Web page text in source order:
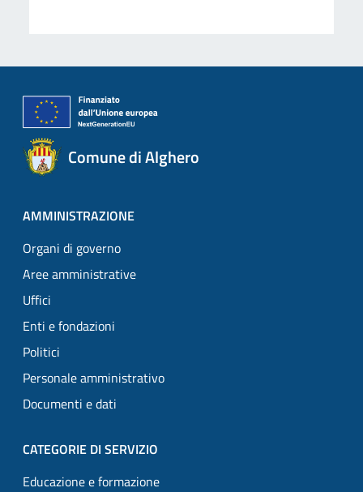
Comune di Alghero
AMMINISTRAZIONE
Organi di governo
Aree amministrative
Uffici
Enti e fondazioni
Politici
Personale amministrativo
Documenti e dati
CATEGORIE DI SERVIZIO
Educazione e formazione